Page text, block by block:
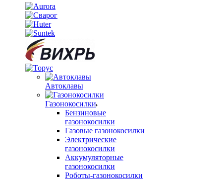
Автоклавы
Газонокосилки
Бензиновые
газонокосилки
Газовые газонокосилки
Электрические
газонокосилки
Аккумуляторные
газонокосилки
Роботы-газонокосилки